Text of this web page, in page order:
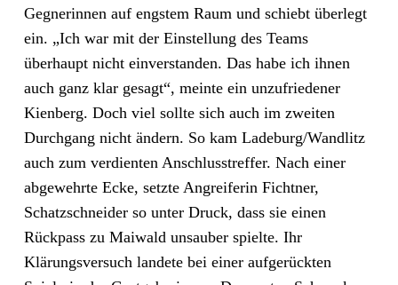
Gegnerinnen auf engstem Raum und schiebt überlegt
ein. „Ich war mit der Einstellung des Teams
überhaupt nicht einverstanden. Das habe ich ihnen
auch ganz klar gesagt“, meinte ein unzufriedener
Kienberg. Doch viel sollte sich auch im zweiten
Durchgang nicht ändern. So kam Ladeburg/Wandlitz
auch zum verdienten Anschlusstreffer. Nach einer
abgewehrte Ecke, setzte Angreiferin Fichtner,
Schatzschneider so unter Druck, dass sie einen
Rückpass zu Maiwald unsauber spielte. Ihr
Klärungsversuch landete bei einer aufgerückten